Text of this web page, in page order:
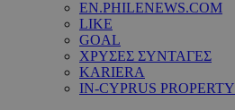
EN.PHILENEWS.COM
LIKE
GOAL
ΧΡΥΣΕΣ ΣΥΝΤΑΓΕΣ
KARIERA
IN-CYPRUS PROPERTY